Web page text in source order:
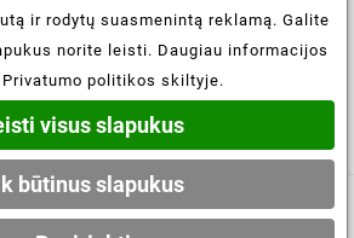


ir rodytų suasmenintą reklamą. Galite
norite leisti. Daugiau informacijos
politikos skiltyje.
visus slapukus
būtinus slapukus